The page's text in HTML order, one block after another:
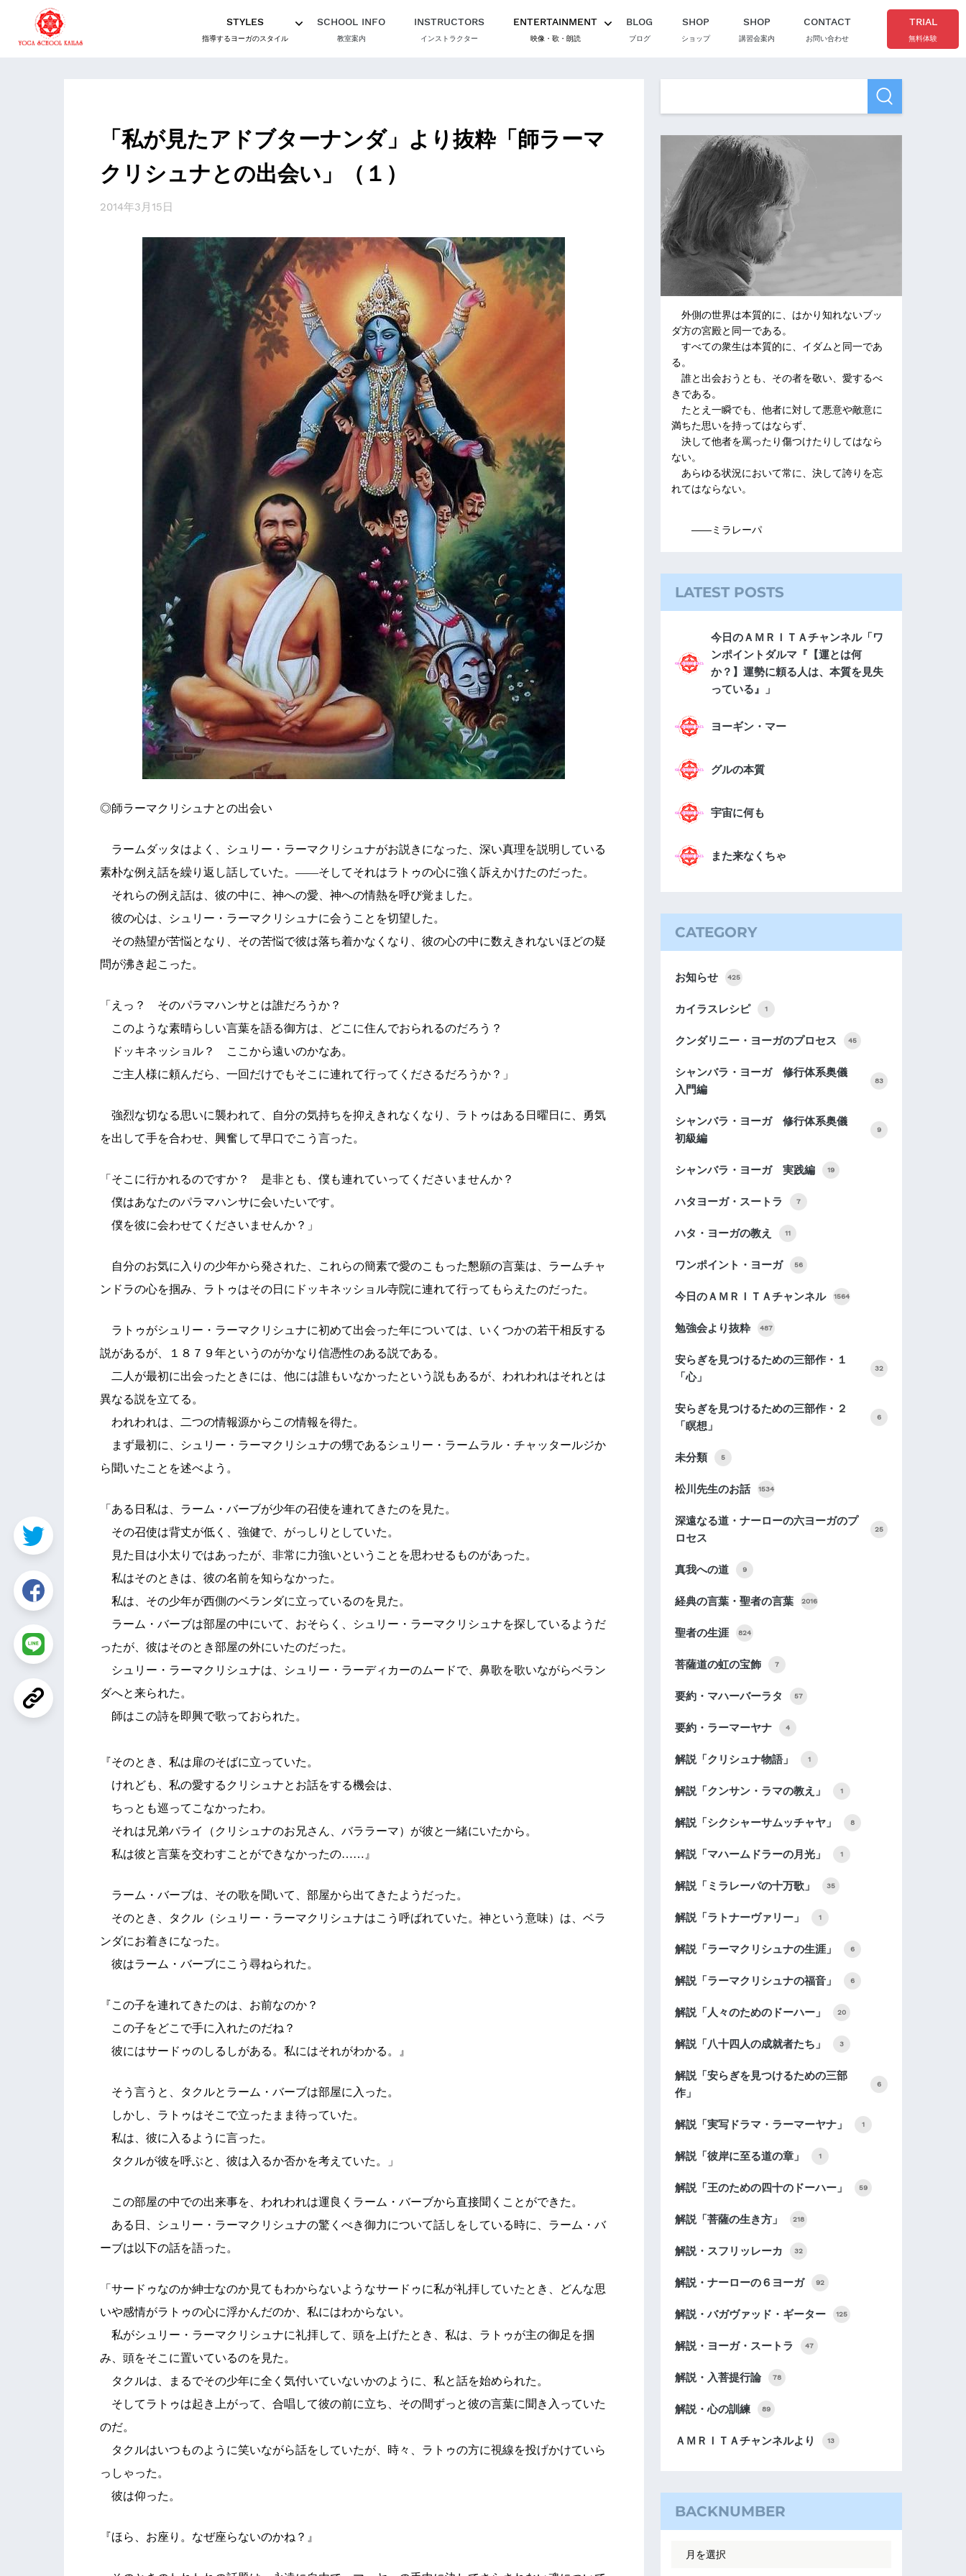
STYLES
指導するヨーガのスタイル
SCHOOL INFO
教室案内
INSTRUCTORS
インストラクター
ENTERTAINMENT
映像・歌・朗読
BLOG
ブログ
SHOP
ショップ
SHOP
講習会案内
CONTACT
お問い合わせ
TRIAL
無料体験
「私が見たアドブターナンダ」より抜粋「師ラーマ
クリシュナとの出会い」（１）
2014年3月15日
◎師ラーマクリシュナとの出会い
ラームダッタはよく、シュリー・ラーマクリシュナがお説きになった、深い真理を説明している
素朴な例え話を繰り返し話していた。――そしてそれはラトゥの心に強く訴えかけたのだった。
それらの例え話は、彼の中に、神への愛、神への情熱を呼び覚ました。
彼の心は、シュリー・ラーマクリシュナに会うことを切望した。
その熱望が苦悩となり、その苦悩で彼は落ち着かなくなり、彼の心の中に数えきれないほどの疑
問が沸き起こった。
「えっ？ そのパラマハンサとは誰だろうか？
このような素晴らしい言葉を語る御方は、どこに住んでおられるのだろう？
ドッキネッショル？ ここから遠いのかなあ。
ご主人様に頼んだら、一回だけでもそこに連れて行ってくださるだろうか？」
強烈な切なる思いに襲われて、自分の気持ちを抑えきれなくなり、ラトゥはある日曜日に、勇気
を出して手を合わせ、興奮して早口でこう言った。
「そこに行かれるのですか？ 是非とも、僕も連れていってくださいませんか？
僕はあなたのパラマハンサに会いたいです。
僕を彼に会わせてくださいませんか？」
自分のお気に入りの少年から発された、これらの簡素で愛のこもった懇願の言葉は、ラームチャ
ンドラの心を掴み、ラトゥはその日にドッキネッショル寺院に連れて行ってもらえたのだった。
ラトゥがシュリー・ラーマクリシュナに初めて出会った年については、いくつかの若干相反する
説があるが、１８７９年というのがかなり信憑性のある説である。
二人が最初に出会ったときには、他には誰もいなかったという説もあるが、われわれはそれとは
異なる説を立てる。
われわれは、二つの情報源からこの情報を得た。
まず最初に、シュリー・ラーマクリシュナの甥であるシュリー・ラームラル・チャッタールジか
ら聞いたことを述べよう。
「ある日私は、ラーム・バーブが少年の召使を連れてきたのを見た。
その召使は背丈が低く、強健で、がっしりとしていた。
見た目は小太りではあったが、非常に力強いということを思わせるものがあった。
私はそのときは、彼の名前を知らなかった。
私は、その少年が西側のベランダに立っているのを見た。
ラーム・バーブは部屋の中にいて、おそらく、シュリー・ラーマクリシュナを探しているようだ
ったが、彼はそのとき部屋の外にいたのだった。
シュリー・ラーマクリシュナは、シュリー・ラーディカーのムードで、鼻歌を歌いながらベラン
ダへと来られた。
師はこの詩を即興で歌っておられた。
『そのとき、私は扉のそばに立っていた。
けれども、私の愛するクリシュナとお話をする機会は、
ちっとも巡ってこなかったわ。
それは兄弟バライ（クリシュナのお兄さん、バララーマ）が彼と一緒にいたから。
私は彼と言葉を交わすことができなかったの……』
ラーム・バーブは、その歌を聞いて、部屋から出てきたようだった。
そのとき、タクル（シュリー・ラーマクリシュナはこう呼ばれていた。神という意味）は、ベラ
ンダにお着きになった。
彼はラーム・バーブにこう尋ねられた。
『この子を連れてきたのは、お前なのか？
この子をどこで手に入れたのだね？
彼にはサードゥのしるしがある。私にはそれがわかる。』
そう言うと、タクルとラーム・バーブは部屋に入った。
しかし、ラトゥはそこで立ったまま待っていた。
私は、彼に入るように言った。
タクルが彼を呼ぶと、彼は入るか否かを考えていた。」
この部屋の中での出来事を、われわれは運良くラーム・バーブから直接聞くことができた。
ある日、シュリー・ラーマクリシュナの驚くべき御力について話しをしている時に、ラーム・バ
ーブは以下の話を語った。
「サードゥなのか紳士なのか見てもわからないようなサードゥに私が礼拝していたとき、どんな思
いや感情がラトゥの心に浮かんだのか、私にはわからない。
私がシュリー・ラーマクリシュナに礼拝して、頭を上げたとき、私は、ラトゥが主の御足を掴
み、頭をそこに置いているのを見た。
タクルは、まるでその少年に全く気付いていないかのように、私と話を始められた。
そしてラトゥは起き上がって、合唱して彼の前に立ち、その間ずっと彼の言葉に聞き入っていた
のだ。
タクルはいつものように笑いながら話をしていたが、時々、ラトゥの方に視線を投げかけていら
っしゃった。
彼は仰った。
『ほら、お座り。なぜ座らないのかね？』
外側の世界は本質的に、はかり知れないブッ
ダ方の宮殿と同一である。
すべての衆生は本質的に、イダムと同一であ
る。
誰と出会おうとも、その者を敬い、愛するべ
きである。
たとえ一瞬でも、他者に対して悪意や敵意に
満ちた思いを持ってはならず、
決して他者を罵ったり傷つけたりしてはなら
ない。
あらゆる状況において常に、決して誇りを忘
れてはならない。
――ミラレーパ
LATEST POSTS
今日のＡＭＲＩＴＡチャンネル「ワ
ンポイントダルマ『【運とは何
か？】運勢に頼る人は、本質を見失
っている』」
ヨーギン・マー
グルの本質
宇宙に何も
また来なくちゃ
CATEGORY
お知らせ 425
カイラスレシピ 1
クンダリニー・ヨーガのプロセス 45
シャンバラ・ヨーガ 修行体系奥儀
入門編
83
シャンバラ・ヨーガ 修行体系奥儀
初級編
9
シャンバラ・ヨーガ 実践編 19
ハタヨーガ・スートラ 7
ハタ・ヨーガの教え 11
ワンポイント・ヨーガ 56
今日のＡＭＲＩＴＡチャンネル 1564
勉強会より抜粋 487
安らぎを見つけるための三部作・１
「心」
32
安らぎを見つけるための三部作・２
「瞑想」
6
未分類 5
松川先生のお話 1534
深遠なる道・ナーローの六ヨーガのプ
ロセス
25
真我への道 9
経典の言葉・聖者の言葉 2016
聖者の生涯 824
菩薩道の虹の宝飾 7
要約・マハーバーラタ 57
要約・ラーマーヤナ 4
解説「クリシュナ物語」 1
解説「クンサン・ラマの教え」 1
解説「シクシャーサムッチャヤ」 8
解説「マハームドラーの月光」 1
解説「ミラレーパの十万歌」 35
解説「ラトナーヴァリー」 1
解説「ラーマクリシュナの生涯」 6
解説「ラーマクリシュナの福音」 6
解説「人々のためのドーハー」 20
解説「八十四人の成就者たち」 3
解説「安らぎを見つけるための三部
作」
6
解説「実写ドラマ・ラーマーヤナ」 1
解説「彼岸に至る道の章」 1
解説「王のための四十のドーハー」 59
解説「菩薩の生き方」 218
解説・スフリッレーカ 32
解説・ナーローの６ヨーガ 92
解説・バガヴァッド・ギーター 125
解説・ヨーガ・スートラ 47
解説・入菩提行論 78
解説・心の訓練 89
ＡＭＲＩＴＡチャンネルより 13
BACKNUMBER